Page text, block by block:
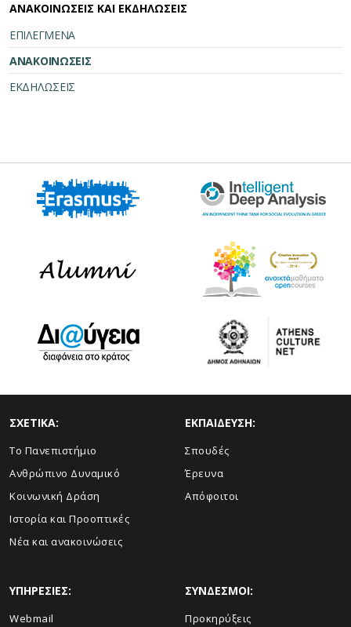
ΑΝΑΚΟΙΝΩΣΕΙΣ ΚΑΙ ΕΚΔΗΛΩΣΕΙΣ
ΕΠΙΛΕΓΜΕΝΑ
ΑΝΑΚΟΙΝΩΣΕΙΣ
ΕΚΔΗΛΩΣΕΙΣ
ΣΧΕΤΙΚΑ:
Το Πανεπιστήμιο
Ανθρώπινο Δυναμικό
Κοινωνική Δράση
Ιστορία και Προοπτικές
Νέα και ανακοινώσεις
ΕΚΠΑΙΔΕΥΣΗ:
Σπουδές
Έρευνα
Απόφοιτοι
ΥΠΗΡΕΣΙΕΣ:
Webmail
ΣΥΝΔΕΣΜΟΙ:
Προκηρύξεις